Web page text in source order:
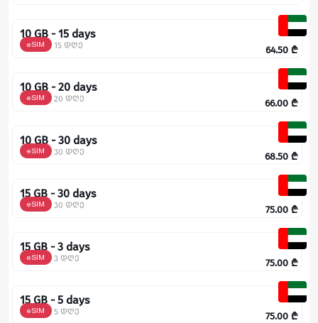
10 GB - 15 days
eSIM 15 დღე 64.50 ₾
10 GB - 20 days
eSIM 20 დღე 66.00 ₾
10 GB - 30 days
eSIM 30 დღე 68.50 ₾
15 GB - 30 days
eSIM 30 დღე 75.00 ₾
15 GB - 3 days
eSIM 3 დღე 75.00 ₾
15 GB - 5 days
eSIM 5 დღე 75.00 ₾